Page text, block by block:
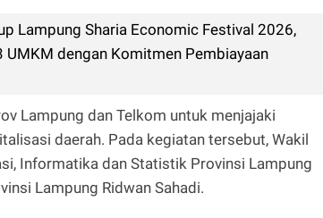
Lampung Sharia Economic Festival 2026,
dengan Komitmen Pembiayaan
Lampung dan Telkom untuk menjajaki
daerah. Pada kegiatan tersebut, Wakil
Informatika dan Statistik Provinsi Lampung
Lampung Ridwan Sahadi.